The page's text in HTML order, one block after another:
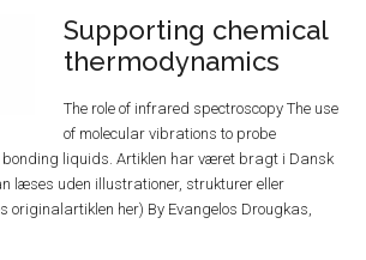
Supporting chemical
thermodynamics
The role of infrared spectroscopy The use
of molecular vibrations to probe
bonding liquids. Artiklen har været bragt i Dansk
læses uden illustrationer, strukturer eller
originalartiklen her) By Evangelos Drougkas,